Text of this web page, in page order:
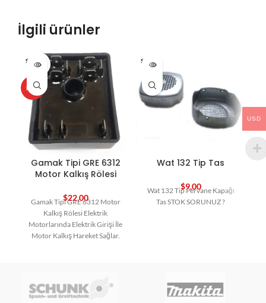
İlgili ürünler
SOLD O
UT
HOT
Gamak Tipi GRE 6312
Motor Kalkış Rölesi
$22,00
Gamak Tipi GRE 6312 Motor
Kalkış Rölesi Elektrik
Motorlarında Elektrik Girişi İle
Motor Kalkış Hareket Sağlar.
SOLD O
UT
Wat 132 Tip Tas
$9,00
Wat 132 Tip Pervane Kapağı
Tas STOK SORUNUZ ?
USD